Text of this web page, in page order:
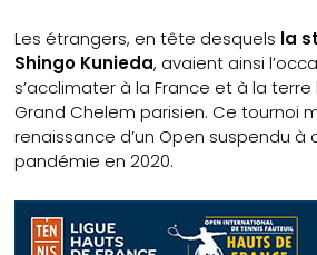
Les étrangers, en tête desquels la
Shingo Kunieda, avaient ainsi
s’acclimater à la France et à la
Grand Chelem parisien. Ce tournoi
renaissance d’un Open suspendu à
pandémie en 2020.